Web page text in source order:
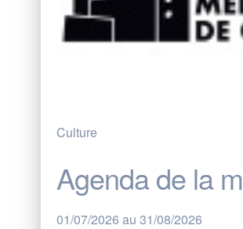
Culture
Agenda de la
01/07/2026 au 31/08/2026